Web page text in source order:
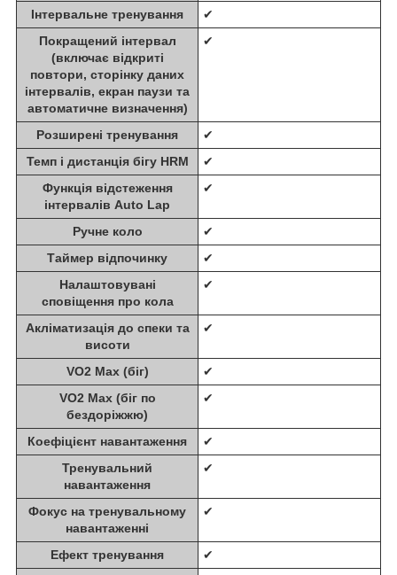
Інтервальне тренування
✔
Покращений інтервал
(включає відкриті
повтори, сторінку даних
інтервалів, екран паузи та
автоматичне визначення)
✔
Розширені тренування
✔
Темп і дистанція бігу HRM
✔
Функція відстеження
інтервалів Auto Lap
✔
Ручне коло
✔
Таймер відпочинку
✔
Налаштовувані
сповіщення про кола
✔
Акліматизація до спеки та
висоти
✔
VO2 Max (біг)
✔
VO2 Max (біг по
бездоріжжю)
✔
Коефіцієнт навантаження
✔
Тренувальний
навантаження
✔
Фокус на тренувальному
навантаженні
✔
Ефект тренування
✔